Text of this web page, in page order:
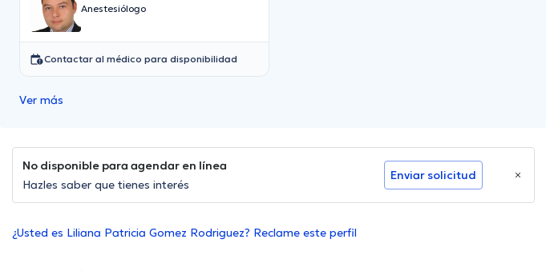
Anestesiólogo
Contactar al médico para disponibilidad
Ver más
No disponible para agendar en línea
Hazles saber que tienes interés
Enviar solicitud
¿Usted es Liliana Patricia Gomez Rodriguez? Reclame este perfil